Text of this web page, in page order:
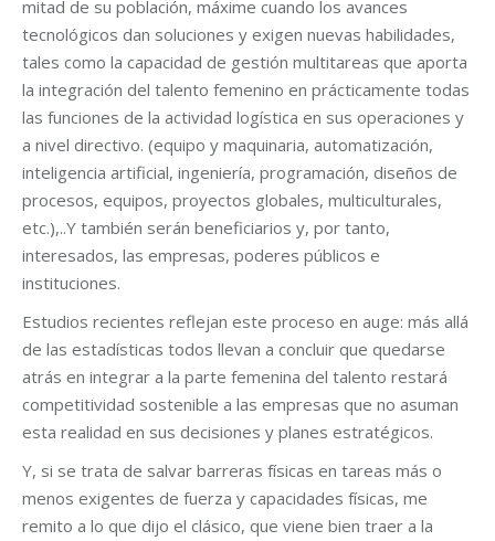
mitad de su población, máxime cuando los avances
tecnológicos dan soluciones y exigen nuevas habilidades,
tales como la capacidad de gestión multitareas que aporta
la integración del talento femenino en prácticamente todas
las funciones de la actividad logística en sus operaciones y
a nivel directivo. (equipo y maquinaria, automatización,
inteligencia artificial, ingeniería, programación, diseños de
procesos, equipos, proyectos globales, multiculturales,
etc.),..Y también serán beneficiarios y, por tanto,
interesados, las empresas, poderes públicos e
instituciones.
Estudios recientes reflejan este proceso en auge: más allá
de las estadísticas todos llevan a concluir que quedarse
atrás en integrar a la parte femenina del talento restará
competitividad sostenible a las empresas que no asuman
esta realidad en sus decisiones y planes estratégicos.
Y, si se trata de salvar barreras físicas en tareas más o
menos exigentes de fuerza y capacidades físicas, me
remito a lo que dijo el clásico, que viene bien traer a la